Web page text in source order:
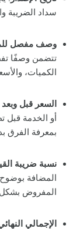
سداد الضريبة
وصف مفصل
تتضمن وصفًا
الكميات،
السعر قبل
أو الخدمة قبل
بمعرفة الفرق
نسبة ضريبة
المضافة
المفروض
الإجمالي